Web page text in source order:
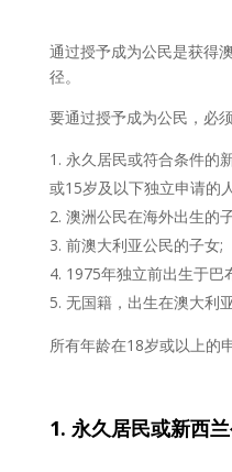
通过授予成为公民是获得
径。
要通过授予成为公民，必
永久居民或符合条件的
或15岁及以下独立申请的
澳洲公民在海外出生的
前澳大利亚公民的子女;
1975年独立前出生于巴
无国籍，出生在澳大利亚
所有年龄在18岁或以上的
1. 永久居民或新西